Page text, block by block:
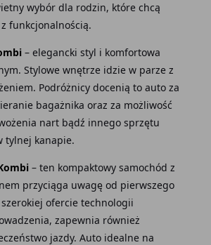
wybór dla rodzin, które chcą
funkcjonalnością.
– elegancki styl i komfortowa
Stylowe wnętrze idzie w parze z
Podróżnicy docenią to auto za
bagażnika oraz za możliwość
nart bądź innego sprzętu
tylnej kanapie.
– ten kompaktowy samochód z
przyciąga uwagę od pierwszego
ofercie technologii
zapewnia również
jazdy. Auto idealne na